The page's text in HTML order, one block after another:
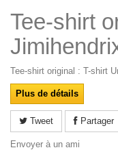
Tee-shirt
Tee-shirt original : T-shirt
Plus de détails
Tweet Partager
Envoyer à un ami